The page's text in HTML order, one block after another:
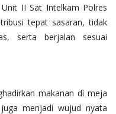
II Sat Intelkam Polres
tepat sasaran, tidak
serta berjalan sesuai
makanan di meja
menjadi wujud nyata